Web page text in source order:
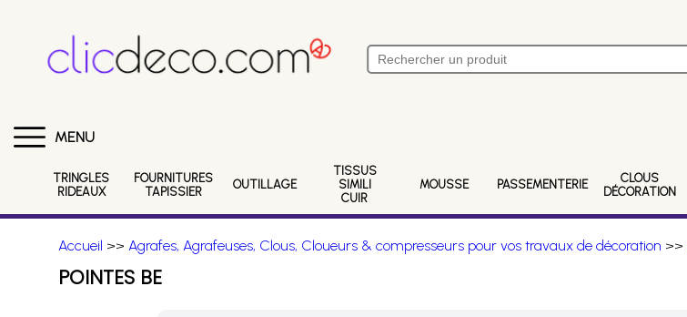
MENU
TRINGLES
RIDEAUX
FOURNITURES
TAPISSIER
OUTILLAGE
TISSUS
SIMILI
CUIR
MOUSSE PASSEMENTERIE
CLOUS
DÉCORATION
Accueil >> Agrafes, Agrafeuses, Clous, Cloueurs & compresseurs pour vos travaux de décoration >>
POINTES BE